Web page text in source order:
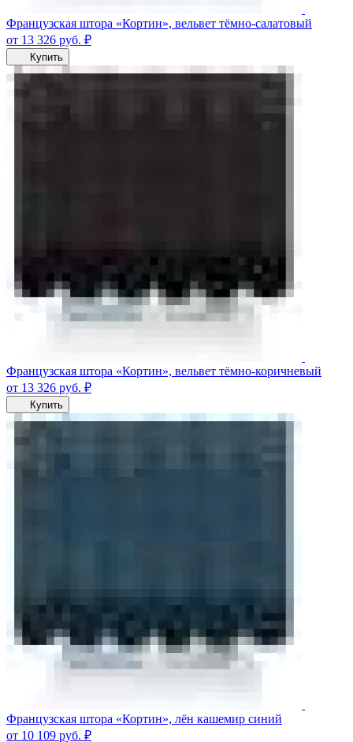
Французская штора «Кортин», вельвет тёмно-салатовый
от 13 326 руб. ₽
Купить
Французская штора «Кортин», вельвет тёмно-коричневый
от 13 326 руб. ₽
Купить
Французская штора «Кортин», лён кашемир синий
от 10 109 руб. ₽